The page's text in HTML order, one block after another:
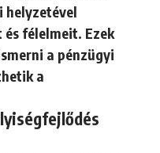
helyzetével
félelmeit. Ezek
a pénzügyi
a